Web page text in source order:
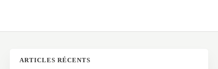
ARTICLES RÉCENTS